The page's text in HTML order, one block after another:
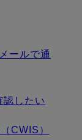
ールで通
認したい
CWIS）